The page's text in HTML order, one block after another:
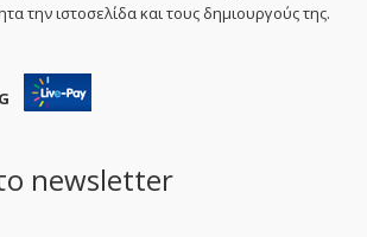
την ιστοσελίδα και τους δημιουργούς της.
newsletter